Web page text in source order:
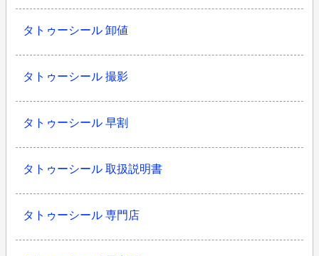
タトゥーシール 卸値
タトゥーシール 撮影
タトゥーシール 早割
タトゥーシール 取扱説明書
タトゥーシール 専門店